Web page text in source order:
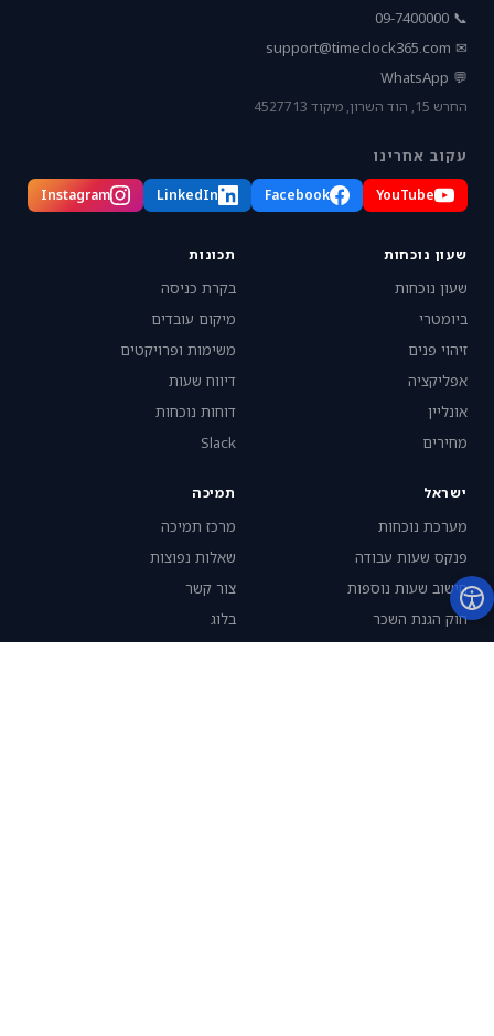
📞 09-7400000
✉
support@timeclock365.com
💬 WhatsApp
החרש 15, הוד השרון, מיקוד 4527713
עקוב אחרינו
YouTube
Facebook
LinkedIn
Instagram
שעון נוכחות
שעון נוכחות
ביומטרי
זיהוי פנים
אפליקציה
אונליין
מחירים
תכונות
בקרת כניסה
מיקום עובדים
משימות ופרויקטים
דיווח שעות
דוחות נוכחות
Slack
ישראל
מערכת נוכחות
פנקס שעות עבודה
חישוב שעות נוספות
חוק הגנת השכר
תמיכה
מרכז תמיכה
שאלות נפוצות
צור קשר
בלוג